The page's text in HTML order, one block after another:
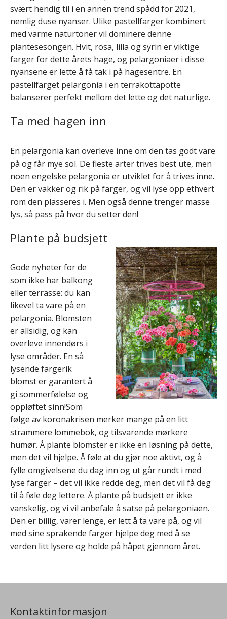
svært hendig til i en annen trend spådd for 2021,
nemlig duse nyanser. Ulike pastellfarger kombinert
med varme naturtoner vil dominere denne
plantesesongen. Hvit, rosa, lilla og syrin er viktige
farger for dette årets hage, og pelargoniaer i disse
nyansene er lette å få tak i på hagesentre. En
pastellfarget pelargonia i en terrakottapotte
balanserer perfekt mellom det lette og det naturlige.
Ta med hagen inn
En pelargonia kan overleve inne om den tas godt vare
på og får mye sol. De fleste arter trives best ute, men
noen engelske pelargonia er utviklet for å trives inne.
Den er vakker og rik på farger, og vil lyse opp ethvert
rom den plasseres i. Men også denne trenger masse
lys, så pass på hvor du setter den!
Plante på budsjett
Gode nyheter for de
som ikke har balkong
eller terrasse: du kan
likevel ta vare på en
pelargonia. Blomsten
er allsidig, og kan
overleve innendørs i
lyse områder. En så
lysende fargerik
blomst er garantert å
gi sommerfølelse og
oppløftet sinn!Som
følge av koronakrisen merker mange på en litt
strammere lommebok, og tilsvarende mørkere
humør. Å plante blomster er ikke en løsning på dette,
men det vil hjelpe. Å føle at du gjør noe aktivt, og å
fylle omgivelsene du dag inn og ut går rundt i med
lyse farger – det vil ikke redde deg, men det vil få deg
til å føle deg lettere. Å plante på budsjett er ikke
vanskelig, og vi vil anbefale å satse på pelargoniaen.
Den er billig, varer lenge, er lett å ta vare på, og vil
med sine sprakende farger hjelpe deg med å se
verden litt lysere og holde på håpet gjennom året.
Kontaktinformasjon